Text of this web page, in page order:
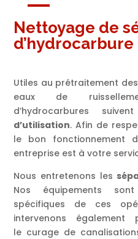
Nettoyage de
d’hydrocarbure
Utiles au prétraitement
eaux de
d’hydrocarbures
d’utilisation. Afin de
le bon fonctionnement
entreprise est à votre
Nous entretenons les
Nos équipements
spécifiques de ces
intervenons
le curage de